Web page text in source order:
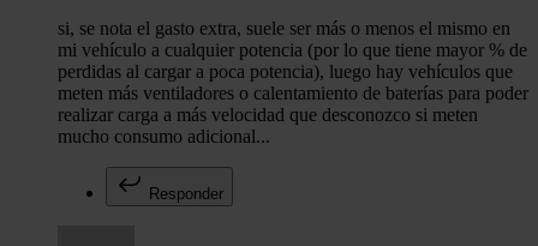
si, se nota el gasto extra, suele ser más o menos el mismo en
mi vehículo a cualquier potencia (por lo que tiene mayor % de
perdidas al cargar a poca potencia), luego hay vehículos que
meten más ventiladores o calentamiento de baterías para poder
realizar carga a más velocidad que desconozco si meten
mucho consumo adicional...
Responder